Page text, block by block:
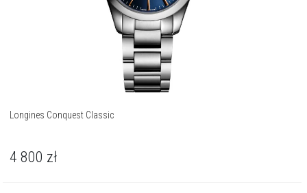
Longines Conquest Classic
4 800 zł